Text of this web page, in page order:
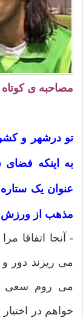
مصاحبه ی کوتاه
تو درشهر و
به اینکه
عنوان یک
مذهب از ورزش
- آنجا اتفاقا
می ریزند دور
می روم سعی
خواهم در